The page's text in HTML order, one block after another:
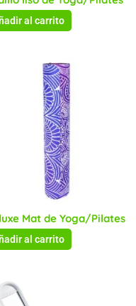
al carrito
Mat de Yoga/Pilates
al carrito